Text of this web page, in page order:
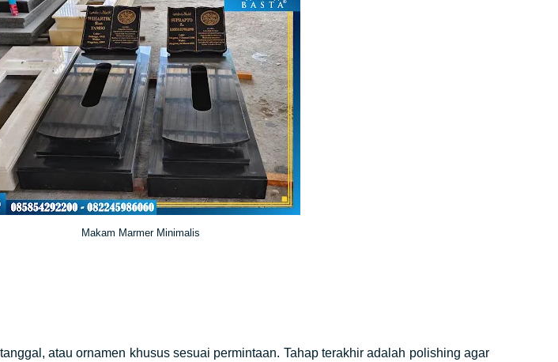
Makam Marmer Minimalis
atau ornamen khusus sesuai permintaan. Tahap terakhir adalah polishing agar